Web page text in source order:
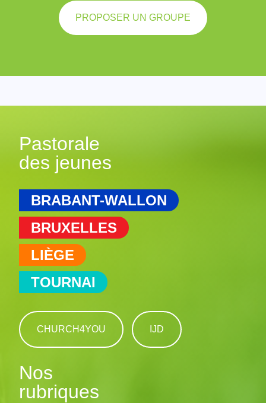
PROPOSER UN GROUPE
Pastorale
des jeunes
BRABANT-WALLON
BRUXELLES
LIÈGE
TOURNAI
CHURCH4YOU IJD
Nos
rubriques